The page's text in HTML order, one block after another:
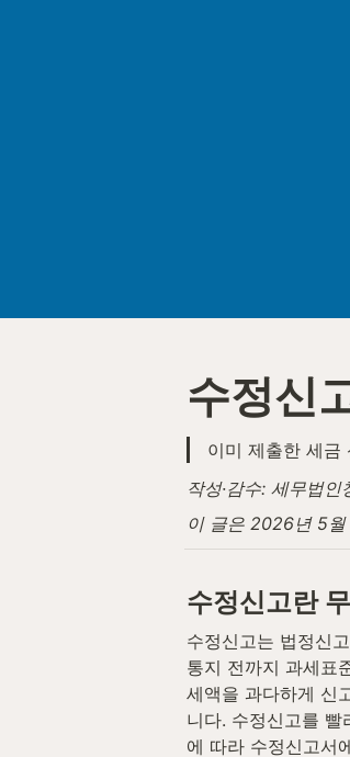
수정신
이미 제출한 세금
작성·감수: 세무법
이 글은 2026년 5월
수정신고란
수정신고는 법정신
통지 전까지 과세표
세액을 과다하게 신
니다. 수정신고를
에 따라 수정신고서